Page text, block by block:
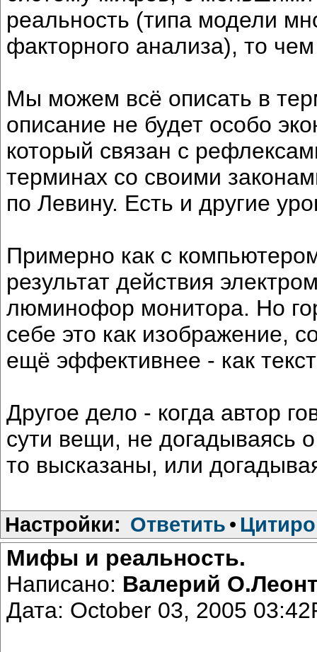
реальность (типа модели
факторного анализа), то
Мы можем всё описать в
описание не будет особо
который связан с
терминах со своими
по Левину. Есть и другие
Примерно как с
результат действия
люминофор монитора. Но
себе это как изображение,
ещё эффективнее - как
Другое дело - когда автор
сути вещи, не догадываясь
то высказаны, или
Настройки: Ответить •
Мифы и реальность.
Написано: Валерий
Дата: October 03, 2005